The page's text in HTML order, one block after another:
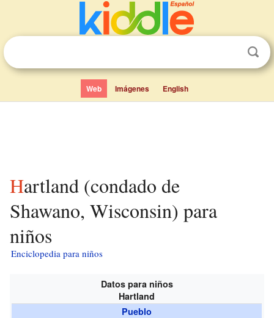
Web Imágenes English
Hartland (condado de
Shawano, Wisconsin) para
niños
Enciclopedia para niños
Datos para niños
Hartland
Pueblo